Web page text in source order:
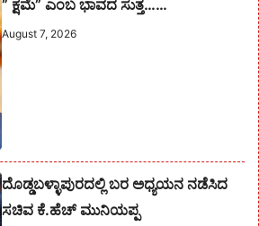
” ಕ್ಷಮೆ” ಎಂಬ ಭಾವದ ಸುತ್ತ……
August 7, 2026
ದೊಡ್ಡಬಳ್ಳಾಪುರದಲ್ಲಿ ಬರ ಅಧ್ಯಯನ ನಡೆಸಿದ
ಸಚಿವ ಕೆ.ಹೆಚ್ ಮುನಿಯಪ್ಪ